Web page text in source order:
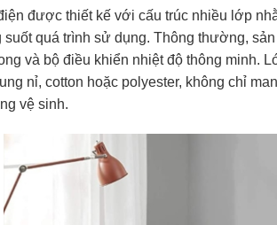
được thiết kế với cấu trúc nhiều lớp
suốt quá trình sử dụng. Thông thường,
và bộ điều khiển nhiệt độ thông minh.
nỉ, cotton hoặc polyester, không chỉ
vệ sinh.